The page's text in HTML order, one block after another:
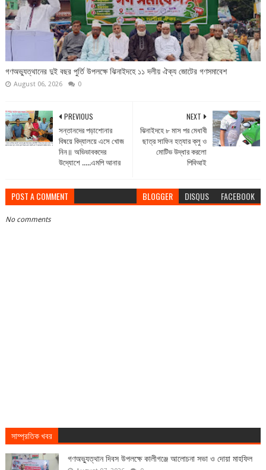
গণঅভ্যুত্থানের দুই বছর পুর্তি উপলক্ষে ঝিনাইদহে ১১ দলীয় ঐক্য জোটের গণসমাবেশ
August 06, 2026 0
NEXT
ঝিনাইদহে ৮ মাস পর মেধাবী
ছাত্র সাফিন হত্যার ক্লু ও
মোটিভ উদ্ধার করলো
পিবিআই
PREVIOUS
সন্তানদের পড়াশোনার
বিষয়ে বিদ্যালয়ে এসে খোজ
নিন॥ অভিভাবকদের
উদ্যোশে .....এমপি আনার
POST A COMMENT BLOGGER DISQUS FACEBOOK
No comments
সাম্প্রতিক খবর
গণঅভ্যুত্থান দিবস উপলক্ষে কালীগঞ্জে আলোচনা সভা ও দোয়া মাহফিল